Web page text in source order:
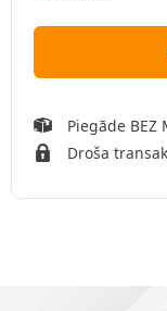
Piegāde BEZ
Droša